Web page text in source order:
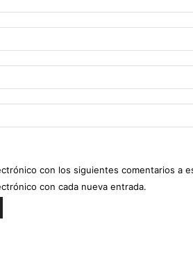
con los siguientes comentarios a
con cada nueva entrada.